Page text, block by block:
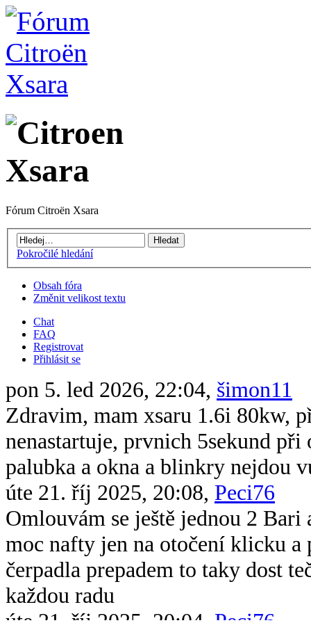
Fórum Citroën Xsara
Pokročilé hledání
Obsah fóra
Změnit velikost textu
Chat
FAQ
Registrovat
Přihlásit se
pon 5. led 2026, 22:04, šimon11
Zdravim, mam xsaru 1.6i 80kw,
nenastartuje, prvnich 5sekund
palubka a okna a blinkry nejdou
úte 21. říj 2025, 20:08, Peci76
Omlouvám se ještě jednou 2 Bari
moc nafty jen na otočení klicku a
čerpadla prepadem to taky dost
každou radu